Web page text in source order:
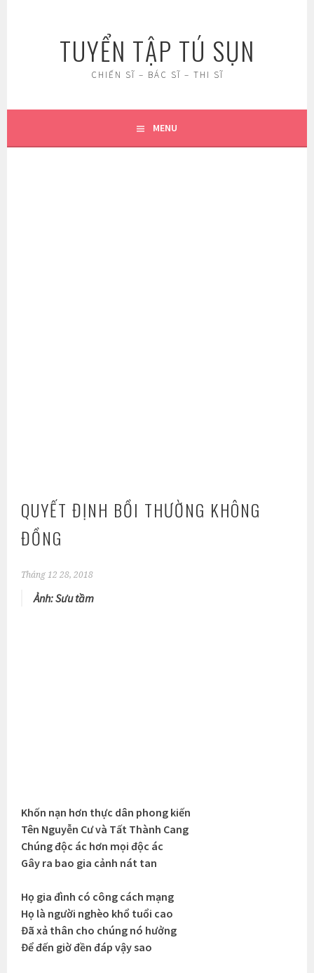
TUYỂN TẬP TÚ SỤN
CHIẾN SĨ – BÁC SĨ – THI SĨ
MENU
QUYẾT ĐỊNH BỒI THƯỜNG KHÔNG
ĐỒNG
Tháng 12 28, 2018
Ảnh: Sưu tầm
Khốn nạn hơn thực dân phong kiến
Tên Nguyễn Cư và Tất Thành Cang
Chúng độc ác hơn mọi độc ác
Gây ra bao gia cảnh nát tan
Họ gia đình có công cách mạng
Họ là người nghèo khổ tuổi cao
Đã xả thân cho chúng nó hưởng
Để đến giờ đền đáp vậy sao